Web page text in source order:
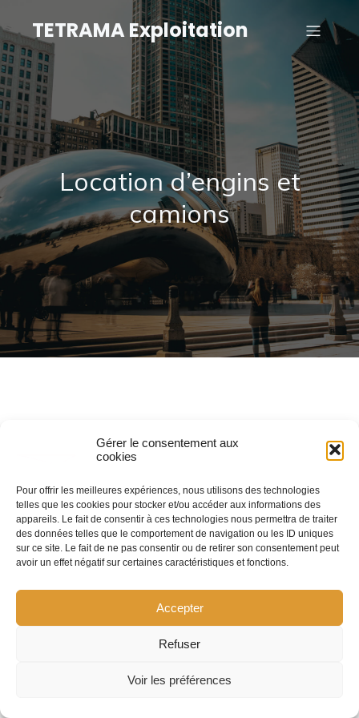
Gérer le consentement aux
cookies
Pour offrir les meilleures expériences, nous utilisons des technologies
telles que les cookies pour stocker et/ou accéder aux informations des
appareils. Le fait de consentir à ces technologies nous permettra de traiter
des données telles que le comportement de navigation ou les ID uniques
sur ce site. Le fait de ne pas consentir ou de retirer son consentement peut
avoir un effet négatif sur certaines caractéristiques et fonctions.
Accepter
Refuser
Voir les préférences
TETRAMA Exploitation
Location d’engins et
camions
© 2026 TETRAMA Exploitation. Created with
using